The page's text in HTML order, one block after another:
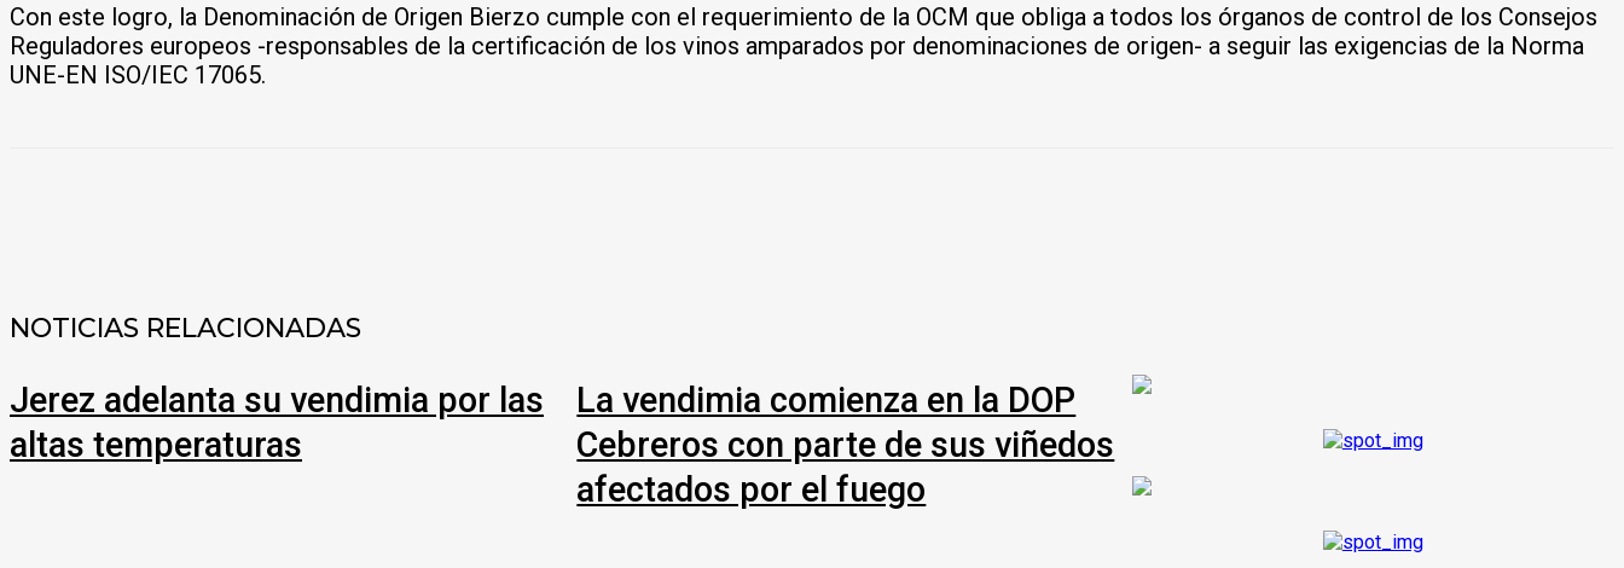
Con este logro, la Denominación de Origen Bierzo cumple con el requerimiento de la OCM que obliga a todos los órganos de control de los Consejos
Reguladores europeos -responsables de la certificación de los vinos amparados por denominaciones de origen- a seguir las exigencias de la Norma
UNE-EN ISO/IEC 17065.
NOTICIAS RELACIONADAS
Jerez adelanta su vendimia por las
altas temperaturas
La vendimia comienza en la DOP
Cebreros con parte de sus viñedos
afectados por el fuego